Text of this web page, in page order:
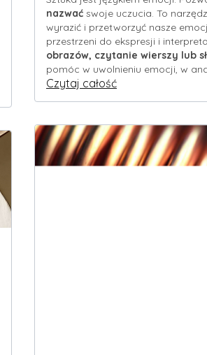
nazwać swoje uczucia. To
wyrazić i przetworzyć nasze
przestrzeni do ekspresji i
obrazów, czytanie wierszy lub
pomóc w uwolnieniu emocji, w
Czytaj całość